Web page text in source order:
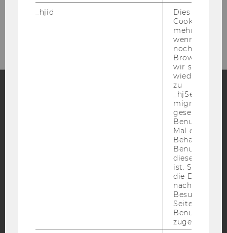
Blog
Bluesky
BARRIEREFREIHEITSERKLÄRUNG WEBSEITE
_hjid
Dies ist ein
Cookie, das
mehr setzen,
wenn ein
noch in
Browser hat,
wir seinen
zu
migrieren.
gesetzt,
Benutzer
Mal eine
Behält die
Benutzer-ID
diese Seite
ist. Stellt
die Daten von
Besuchen
Seite
Benutzer-ID
zugeordnet